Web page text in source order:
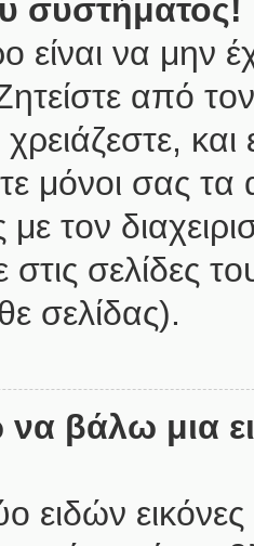
συστήματος!
είναι να μην
από
και
μόνοι σας
τον
στις
σελίδας).
βάλω μια
ειδών